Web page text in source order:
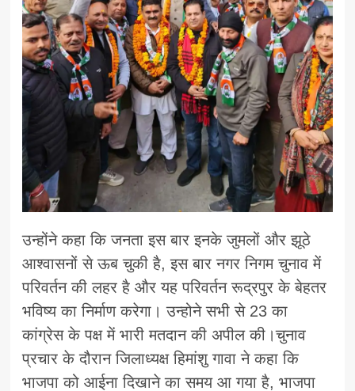
उन्होंने कहा कि जनता इस बार इनके जुमलों और झूठे
आश्वासनों से ऊब चुकी है, इस बार नगर निगम चुनाव में
परिवर्तन की लहर है और यह परिवर्तन रूद्रपुर के बेहतर
भविष्य का निर्माण करेगा। उन्होने सभी से 23 का
कांग्रेस के पक्ष में भारी मतदान की अपील की।चुनाव
प्रचार के दौरान जिलाध्यक्ष हिमांशु गावा ने कहा कि
भाजपा को आईना दिखाने का समय आ गया है, भाजपा